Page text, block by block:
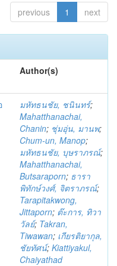
previous 1 next
Author(s)
มหัทธนชัย, ชนินทร์;
Mahatthanachai,
Chanin; ชุ่มอุ่น, มานพ;
Chum-un, Manop;
มหัทธนชัย, บุษราภรณ์;
Mahatthanachai,
Butsaraporn; ธารา
พิทักษ์วงศ์, จิตราภรณ์;
Tarapitakwong,
Jittaporn; ต๊ะการ, ทิวา
วัลย์; Takran,
Tiwawan; เกียรติยากุล,
ชัยทัศน์; Kiattiyakul,
Chaiyathad